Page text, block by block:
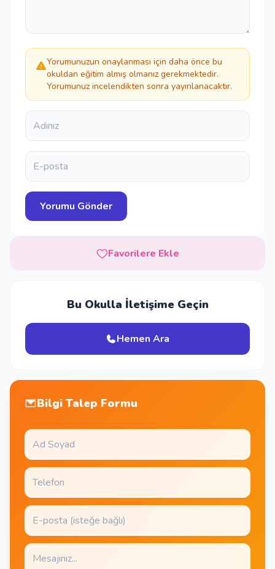
Yorumunuzun onaylanması için daha önce bu
okuldan eğitim almış olmanız gerekmektedir.
Yorumunuz incelendikten sonra yayınlanacaktır.
Favorilere Ekle
Bu Okulla İletişime Geçin
Hemen Ara
Bilgi Talep Formu